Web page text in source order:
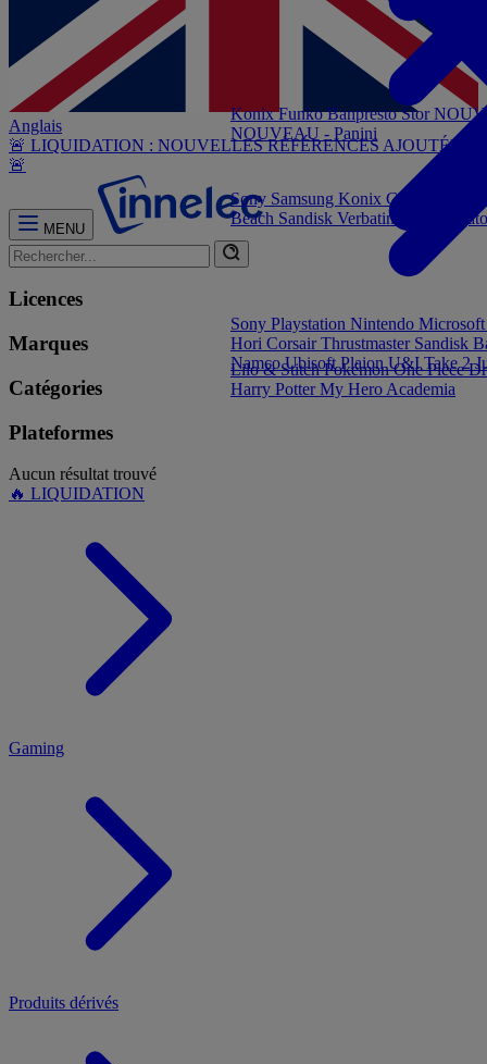
Anglais
🚨 LIQUIDATION : NOUVELLES RÉFÉRENCES AJOUTÉES
🚨
MENU
Licences
Marques
Catégories
Plateformes
Aucun résultat trouvé
🔥 LIQUIDATION
KonixFunkoBanprestoStor
NOUVEAU - Panini
Gaming
Sony Playstation Nintendo
Hori Corsair Thrustmaster Sandisk
NamcoUbisoftPlaionU&ITake 2
Produits dérivés
Lilo & StitchPokémonOne Piece
Harry Potter My Hero Academia
Sony Samsung Konix Govee
Beach Sandisk Verbatim